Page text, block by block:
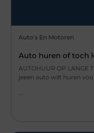
Auto's En Motoren
Auto huren of toch
AUTOHUUR OP LANGE
jeeen auto wilt huren